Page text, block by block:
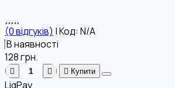
(0 відгуків) |Код: N/A
В наявності
128грн.
Купити
LiqPay